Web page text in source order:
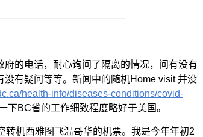
的电话，耐心询问了隔离的情况，问有没有
有疑问等等。新闻中的随机Home visit 并没
health-info/diseases-conditions/covid-
下BC省的工作细致程度略好于美国。
转机西雅图飞温哥华的机票。我是今年年初2